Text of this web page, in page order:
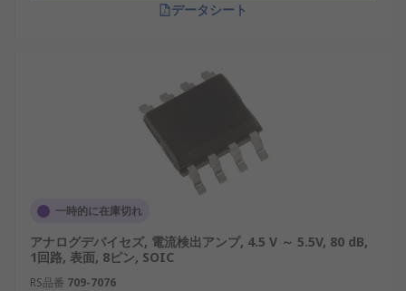
データシート
一時的に在庫切れ
アナログデバイセズ, 電流検出アンプ, 4.5 V ～ 5.5V, 80 dB,
1回路, 表面, 8ピン, SOIC
RS品番 709-7076